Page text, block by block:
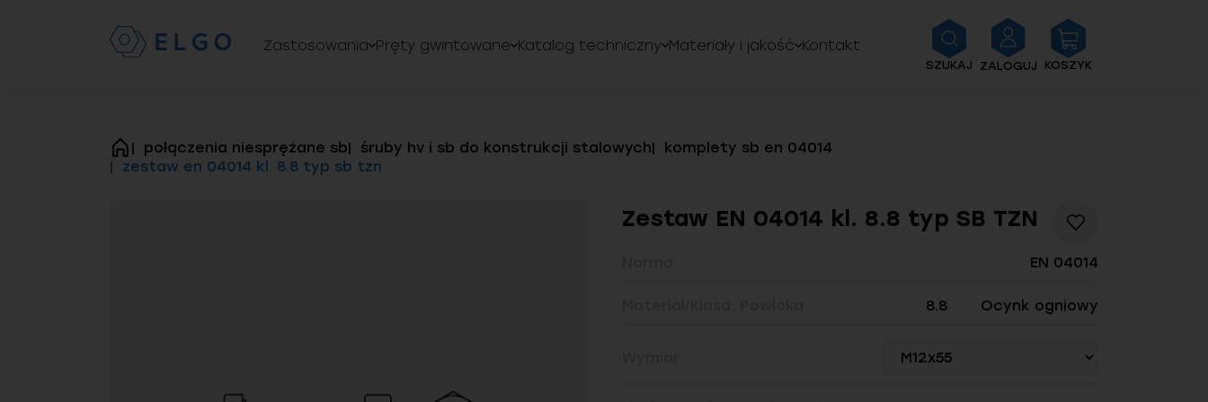
Zastosowania Pręty gwintowane Katalog techniczny Materiały i jakość Kontakt
SZUKAJ ZALOGUJ KOSZYK
strona
główna
połączenia niesprężane sb śruby hv i sb do konstrukcji stalowych
komplety sb en 04014
zestaw en 04014 kl. 8.8 typ sb tzn
Zestaw EN 04014 kl. 8.8 typ SB TZN
EN 04014
8.8 Ocynk ogniowy
Dodaj
listy
życzeń